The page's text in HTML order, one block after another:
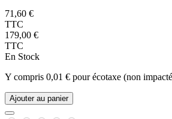
71,60 €
TTC
179,00 €
TTC
En Stock
Y compris 0,01 € pour écotaxe (non
Ajouter au panier